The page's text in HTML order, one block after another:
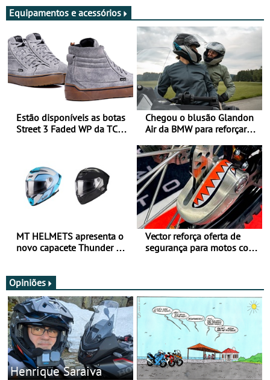
Equipamentos e acessórios
Estão disponíveis as botas
Street 3 Faded WP da TCX
Chegou o blusão Glandon
Air da BMW para reforçar
verão
MT HELMETS apresenta o
novo capacete Thunder 4 R
Vector reforça oferta de
segurança para motos com
Opiniões
Henrique Saraiva